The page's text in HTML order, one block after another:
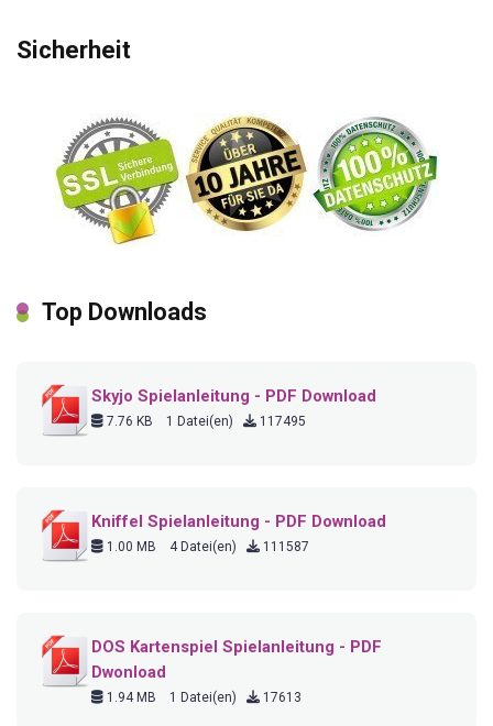
Sicherheit
Top Downloads
Skyjo Spielanleitung - PDF Download
7.76 KB 1 Datei(en) 117495
Kniffel Spielanleitung - PDF Download
1.00 MB 4 Datei(en) 111587
DOS Kartenspiel Spielanleitung - PDF
Dwonload
1.94 MB 1 Datei(en) 17613